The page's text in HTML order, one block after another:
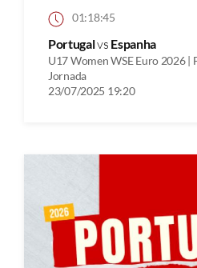
01:18:45
Portugalvs Espanha
U17 Women WSE Euro 2026 |
Jornada
23/07/2025 19:20